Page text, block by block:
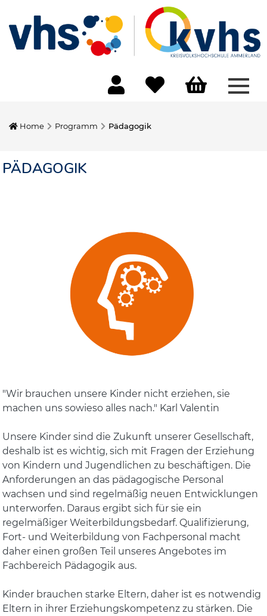
Home Programm Pädagogik
PÄDAGOGIK
"Wir brauchen unsere Kinder nicht erziehen, sie
machen uns sowieso alles nach." Karl Valentin
Unsere Kinder sind die Zukunft unserer Gesellschaft,
deshalb ist es wichtig, sich mit Fragen der Erziehung
von Kindern und Jugendlichen zu beschäftigen. Die
Anforderungen an das pädagogische Personal
wachsen und sind regelmäßig neuen Entwicklungen
unterworfen. Daraus ergibt sich für sie ein
regelmäßiger Weiterbildungsbedarf. Qualifizierung,
Fort- und Weiterbildung von Fachpersonal macht
daher einen großen Teil unseres Angebotes im
Fachbereich Pädagogik aus.
Kinder brauchen starke Eltern, daher ist es notwendig
Eltern in ihrer Erziehungskompetenz zu stärken. Die